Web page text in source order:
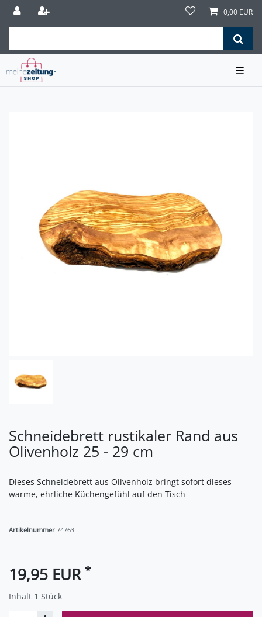
0,00 EUR
☰
Schneidebrett rustikaler Rand aus
Olivenholz 25 - 29 cm
Dieses Schneidebrett aus Olivenholz bringt sofort dieses
warme, ehrliche Küchengefühl auf den Tisch
Artikelnummer 74763
19,95 EUR *
Inhalt 1 Stück